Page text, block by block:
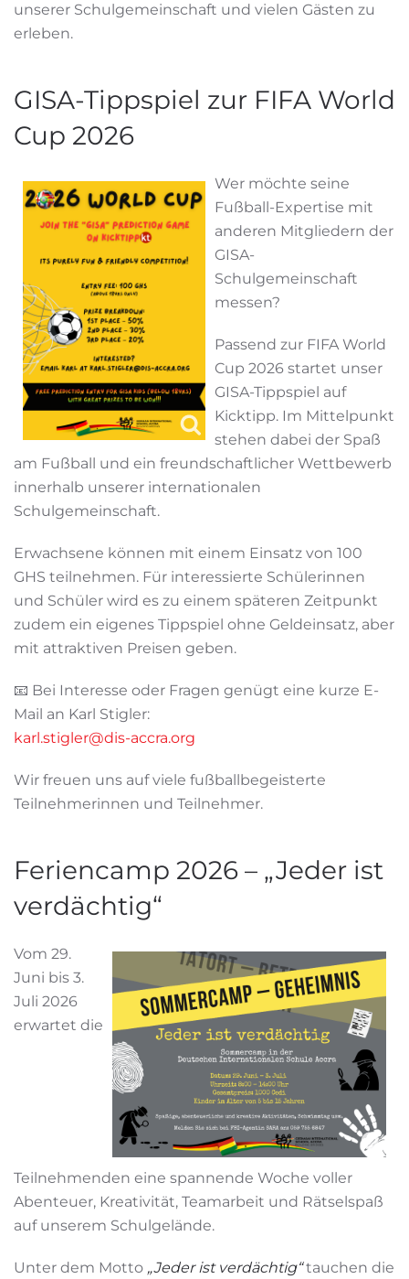
unserer Schulgemeinschaft und vielen Gästen zu
erleben.
GISA-Tippspiel zur FIFA World
Cup 2026
Wer möchte seine
Fußball-Expertise mit
anderen Mitgliedern der
GISA-
Schulgemeinschaft
messen?
Passend zur FIFA World
Cup 2026 startet unser
GISA-Tippspiel auf
Kicktipp. Im Mittelpunkt
stehen dabei der Spaß
am Fußball und ein freundschaftlicher Wettbewerb
innerhalb unserer internationalen
Schulgemeinschaft.
Erwachsene können mit einem Einsatz von 100
GHS teilnehmen. Für interessierte Schülerinnen
und Schüler wird es zu einem späteren Zeitpunkt
zudem ein eigenes Tippspiel ohne Geldeinsatz, aber
mit attraktiven Preisen geben.
📧 Bei Interesse oder Fragen genügt eine kurze E-
Mail an Karl Stigler:
karl.stigler@dis-accra.org
Wir freuen uns auf viele fußballbegeisterte
Teilnehmerinnen und Teilnehmer.
Feriencamp 2026 – „Jeder ist
verdächtig“
Vom 29.
Juni bis 3.
Juli 2026
erwartet die
Teilnehmenden eine spannende Woche voller
Abenteuer, Kreativität, Teamarbeit und Rätselspaß
auf unserem Schulgelände.
Unter dem Motto „Jeder ist verdächtig“tauchen die